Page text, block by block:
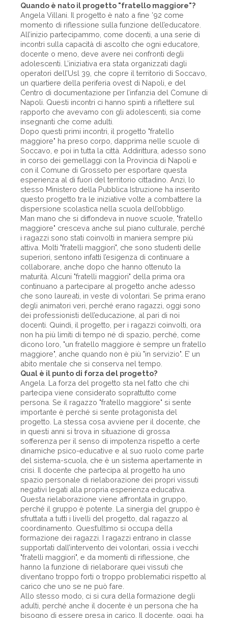
Quando è nato il progetto "fratello maggiore"?
Angela Villani. Il progetto è nato a fine ’92 come
momento di riflessione sulla funzione dell’educatore.
All’inizio partecipammo, come docenti, a una serie di
incontri sulla capacità di ascolto che ogni educatore,
docente o meno, deve avere nei confronti degli
adolescenti. L’iniziativa era stata organizzati dagli
operatori dell’Usl 39, che copre il territorio di Soccavo,
un quartiere della periferia ovest di Napoli, e del
Centro di documentazione per l’infanzia del Comune di
Napoli. Questi incontri ci hanno spinti a riflettere sul
rapporto che avevamo con gli adolescenti, sia come
insegnanti che come adulti.
Dopo questi primi incontri, il progetto "fratello
maggiore" ha preso corpo, dapprima nelle scuole di
Soccavo, e poi in tutta la città. Addirittura, adesso sono
in corso dei gemellaggi con la Provincia di Napoli e
con il Comune di Grosseto per esportare questa
esperienza al di fuori del territorio cittadino. Anzi, lo
stesso Ministero della Pubblica Istruzione ha inserito
questo progetto tra le iniziative volte a combattere la
dispersione scolastica nella scuola dell’obbligo.
Man mano che si diffondeva in nuove scuole, "fratello
maggiore" cresceva anche sul piano culturale, perché
i ragazzi sono stati coinvolti in maniera sempre più
attiva. Molti "fratelli maggiori", che sono studenti delle
superiori, sentono infatti l’esigenza di continuare a
collaborare, anche dopo che hanno ottenuto la
maturità. Alcuni "fratelli maggiori" della prima ora
continuano a partecipare al progetto anche adesso
che sono laureati, in veste di volontari. Se prima erano
degli animatori veri, perché erano ragazzi, oggi sono
dei professionisti dell’educazione, al pari di noi
docenti. Quindi, il progetto, per i ragazzi coinvolti, ora
non ha più limiti di tempo né di spazio, perché, come
dicono loro, "un fratello maggiore è sempre un fratello
maggiore", anche quando non è più "in servizio". E’ un
abito mentale che si conserva nel tempo.
Qual è il punto di forza del progetto?
Angela. La forza del progetto sta nel fatto che chi
partecipa viene considerato soprattutto come
persona. Se il ragazzo "fratello maggiore" si sente
importante è perché si sente protagonista del
progetto. La stessa cosa avviene per il docente, che
in questi anni si trova in situazione di grossa
sofferenza per il senso di impotenza rispetto a certe
dinamiche psico-educative e al suo ruolo come parte
del sistema-scuola, che è un sistema apertamente in
crisi. Il docente che partecipa al progetto ha uno
spazio personale di rielaborazione dei propri vissuti
negativi legati alla propria esperienza educativa.
Questa rielaborazione viene affrontata in gruppo,
perché il gruppo è potente. La sinergia del gruppo è
sfruttata a tutti i livelli del progetto, dal ragazzo al
coordinamento. Quest’ultimo si occupa della
formazione dei ragazzi. I ragazzi entrano in classe
supportati dall’intervento dei volontari, ossia i vecchi
"fratelli maggiori", e da momenti di riflessione, che
hanno la funzione di rielaborare quei vissuti che
diventano troppo forti o troppo problematici rispetto al
carico che uno se ne può fare.
Allo stesso modo, ci si cura della formazione degli
adulti, perché anche il docente è un persona che ha
bisogno di essere presa in carico. Il docente, oggi, ha